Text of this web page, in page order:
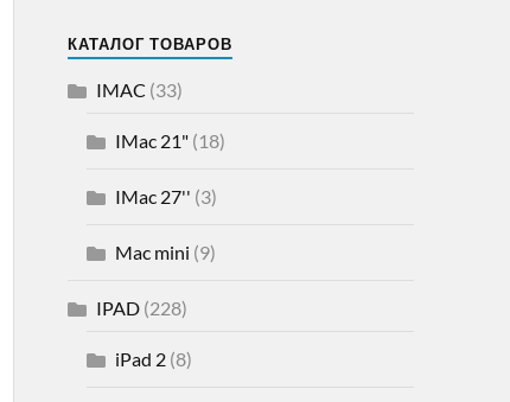
КАТАЛОГ ТОВАРОВ
IMAC (33)
IMac 21"(18)
IMac 27'' (3)
Mac mini (9)
IPAD(228)
iPad 2(8)